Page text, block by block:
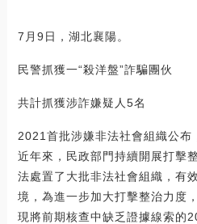
7月9日，湖北襄陽。
民警抓獲一“殺洋盤”詐騙團伙
共計抓獲涉詐嫌疑人5名
2021首批涉嫌非法社會組織公布
近年來，民政部門持續開展打擊
法處置了大批非法社會組織，有
境，為進一步加大打擊整治力度
現將前期核查中缺乏證據線索的